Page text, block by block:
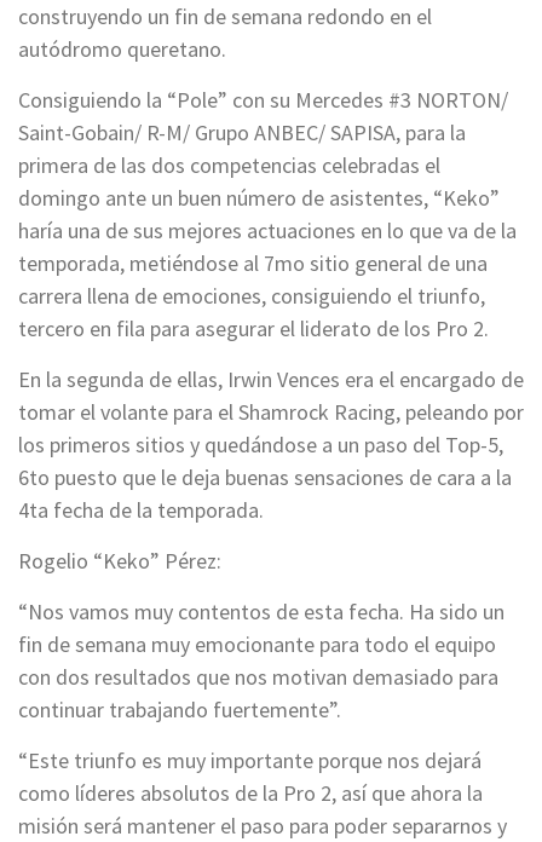
construyendo un fin de semana redondo en el
autódromo queretano.
Consiguiendo la “Pole” con su Mercedes #3 NORTON/
Saint-Gobain/ R-M/ Grupo ANBEC/ SAPISA, para la
primera de las dos competencias celebradas el
domingo ante un buen número de asistentes, “Keko”
haría una de sus mejores actuaciones en lo que va de la
temporada, metiéndose al 7mo sitio general de una
carrera llena de emociones, consiguiendo el triunfo,
tercero en fila para asegurar el liderato de los Pro 2.
En la segunda de ellas, Irwin Vences era el encargado de
tomar el volante para el Shamrock Racing, peleando por
los primeros sitios y quedándose a un paso del Top-5,
6to puesto que le deja buenas sensaciones de cara a la
4ta fecha de la temporada.
Rogelio “Keko” Pérez:
“Nos vamos muy contentos de esta fecha. Ha sido un
fin de semana muy emocionante para todo el equipo
con dos resultados que nos motivan demasiado para
continuar trabajando fuertemente”.
“Este triunfo es muy importante porque nos dejará
como líderes absolutos de la Pro 2, así que ahora la
misión será mantener el paso para poder separarnos y